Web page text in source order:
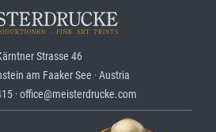
Strasse 46
am Faaker See · Austria
· office@meisterdrucke.com